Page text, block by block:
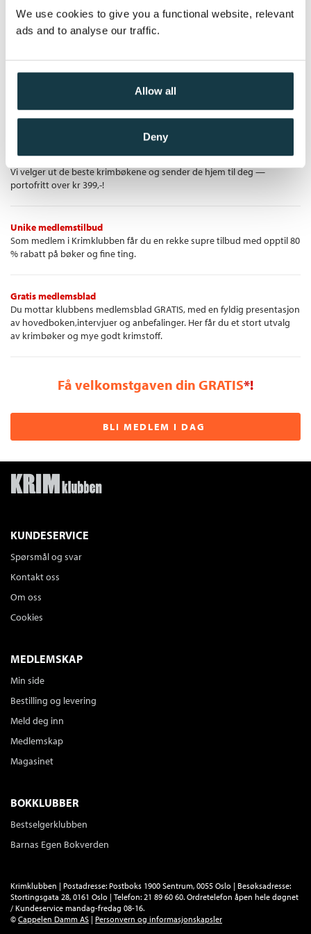
We use cookies to give you a functional website, relevant
ads and to analyse our traffic.
Allow all
Deny
Oversatt av:
Winger, Cecilie
den ugjenkallelige slutten. Det viser seg at de voksne har felles
historie og kvelden er gjennomsyret av en uutholdelig
trykkende atmosfære. Hva har egentlig skjedd mellom dem i
«Martin Österdahl har skrevet en stemningsfull og svært
spennende psykologisk thriller med en bemerkelsesverdig
plottvist – et moderne kammerspill som garantert vil etterlate
et varig inntrykk.»
Bokmål Nedlastbar lydbok 2022 439,–
Pris
Kjøp
Krimklubben - de beste krimbøkene!
Krimbøkene du vil lese
Vi velger ut de beste krimbøkene og sender de hjem til deg —
portofritt over kr 399,-!
Unike medlemstilbud
Som medlem i Krimklubben får du en rekke supre tilbud med opptil 80
% rabatt på bøker og fine ting.
Gratis medlemsblad
Du mottar klubbens medlemsblad GRATIS, med en fyldig presentasjon
av hovedboken,intervjuer og anbefalinger. Her får du et stort utvalg
av krimbøker og mye godt krimstoff.
Få velkomstgaven din GRATIS*!
BLI MEDLEM I DAG
KUNDESERVICE
Spørsmål og svar
Kontakt oss
Om oss
Cookies
MEDLEMSKAP
Min side
Bestilling og levering
Meld deg inn
Medlemskap
Magasinet
BOKKLUBBER
Bestselgerklubben
Barnas Egen Bokverden
Krimklubben | Postadresse: Postboks 1900 Sentrum, 0055 Oslo | Besøksadresse:
Stortingsgata 28, 0161 Oslo | Telefon: 21 89 60 60. Ordretelefon åpen hele døgnet
/ Kundeservice mandag-fredag 08-16.
© Cappelen Damm AS | Personvern og informasjonskapsler